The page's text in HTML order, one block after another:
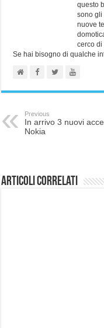
questo
sono gli
nuove
cerco
Se hai bisogno di qualche
Previous
In arrivo 3 nuovi
Nokia
Articoli correlati